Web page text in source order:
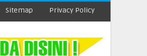
Sitemap Privacy Policy